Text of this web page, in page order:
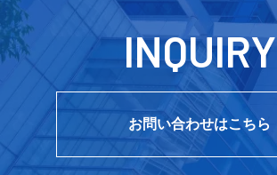
INQUIRY
お問い合わせはこちら